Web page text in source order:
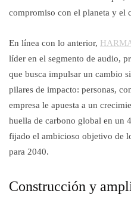
compromiso con el planeta y el
En línea con lo anterior,
líder en el segmento de audio,
que busca impulsar un cambio
pilares de impacto: personas,
empresa le apuesta a un
huella de carbono global en un
fijado el ambicioso objetivo de
para 2040.
Construcción y